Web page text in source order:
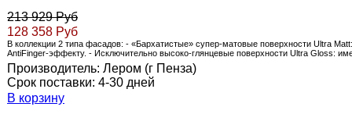
213 929 Руб
128 358 Руб
В коллекции 2 типа фасадов: - «Бархатистые» супер-матовые поверхности Ultra
AntiFinger-эффекту. - Исключительно высоко-глянцевые поверхности Ultra Gloss:
Производитель: Лером (г Пенза)
Срок поставки: 4-30 дней
В корзину